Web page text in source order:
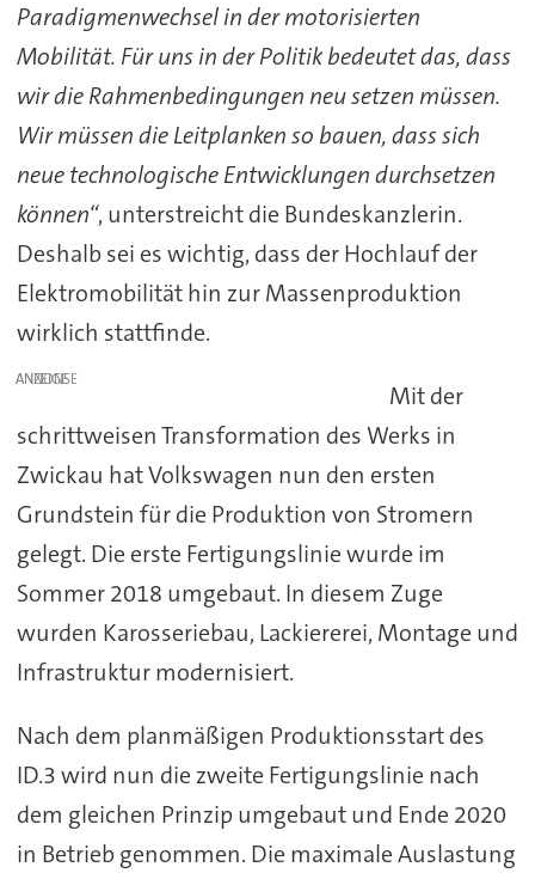
Paradigmenwechsel in der motorisierten
Mobilität. Für uns in der Politik bedeutet das, dass
wir die Rahmenbedingungen neu setzen müssen.
Wir müssen die Leitplanken so bauen, dass sich
neue technologische Entwicklungen durchsetzen
können“, unterstreicht die Bundeskanzlerin.
Deshalb sei es wichtig, dass der Hochlauf der
Elektromobilität hin zur Massenproduktion
wirklich stattfinde.
ANZEIGE
Mit der
schrittweisen Transformation des Werks in
Zwickau hat Volkswagen nun den ersten
Grundstein für die Produktion von Stromern
gelegt. Die erste Fertigungslinie wurde im
Sommer 2018 umgebaut. In diesem Zuge
wurden Karosseriebau, Lackiererei, Montage und
Infrastruktur modernisiert.
Nach dem planmäßigen Produktionsstart des
ID.3 wird nun die zweite Fertigungslinie nach
dem gleichen Prinzip umgebaut und Ende 2020
in Betrieb genommen. Die maximale Auslastung